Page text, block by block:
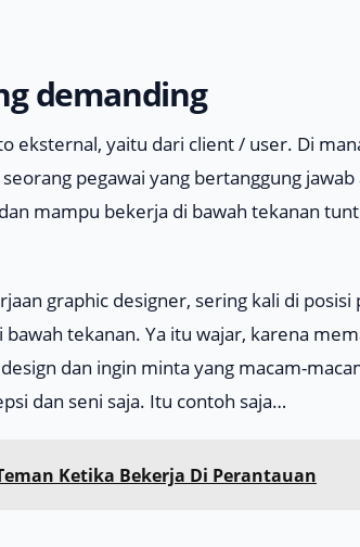
demanding
eksternal, yaitu dari client/ user. Di
pegawai yang bertanggung jawab
mampu bekerja di bawah tekanan
graphic designer, sering kali di
tekanan. Ya itu wajar, karena
design dan ingin minta yang macam-
dan seni saja. Itu contoh saja…
Ketika Bekerja Di Perantauan